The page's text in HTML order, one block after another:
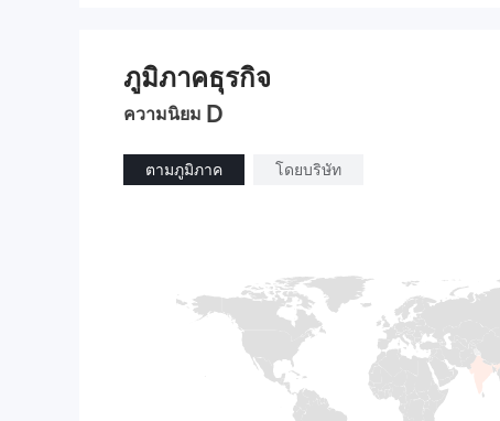
ภูมิภาคธุรกิจ
ความนิยม D
ตามภูมิภาค โดยบริษัท